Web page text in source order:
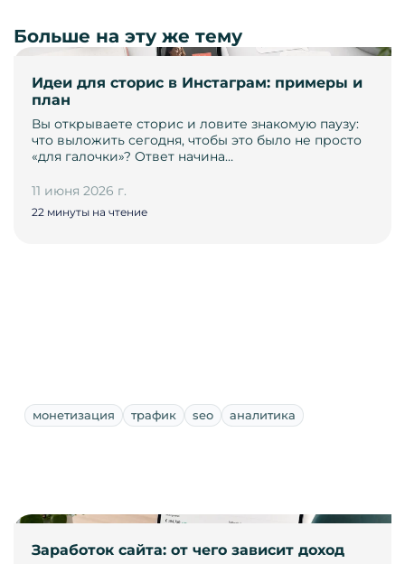
Идеи для сторис в Инстаграм: примеры и
план
Вы открываете сторис и ловите знакомую паузу:
что выложить сегодня, чтобы это было не просто
«для галочки»? Ответ начина…
11 июня 2026 г.
22 минуты на чтение
Больше на эту же тему
монетизация трафик seo аналитика
Заработок сайта: от чего зависит доход